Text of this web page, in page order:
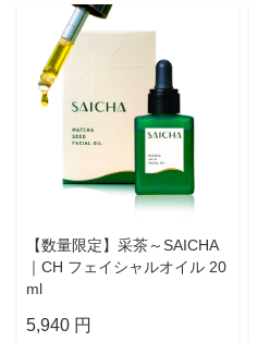
【数量限定】采茶～SAICHA
｜CH フェイシャルオイル 20
ml
5,940 円